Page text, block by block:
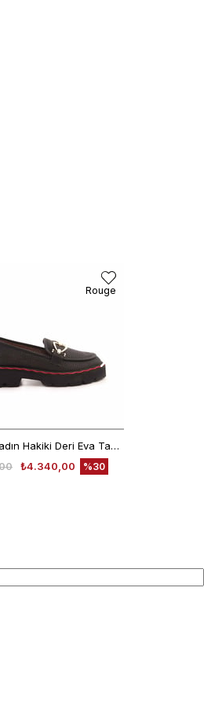
Rouge Kadın Hakiki Deri Eva Taban Siyah Günlük Ayakkabı
₺4.340,00
%30
Rouge